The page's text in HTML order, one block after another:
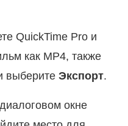
QuickTime Pro и
как MP4, также
выберите Экспорт.
окне